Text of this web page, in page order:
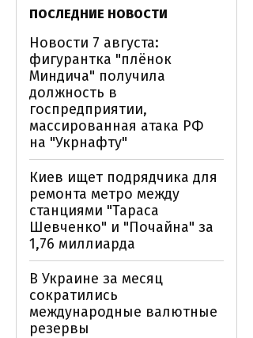
ПОСЛЕДНИЕ НОВОСТИ
Новости 7 августа:
фигурантка "плёнок
Миндича" получила
должность в
госпредприятии,
массированная атака РФ
на "Укрнафту"
Киев ищет подрядчика для
ремонта метро между
станциями "Тараса
Шевченко" и "Почайна" за
1,76 миллиарда
В Украине за месяц
сократились
международные валютные
резервы